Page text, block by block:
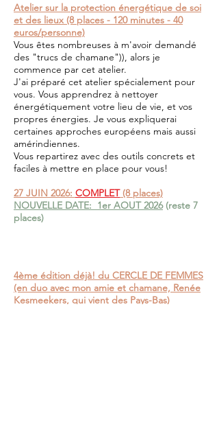
Atelier sur la protection énergétique de soi
et des lieux (8 places - 120 minutes - 40
euros/personne)
Vous êtes nombreuses à m'avoir demandé
des "trucs de chamane")), alors je
commence par cet atelier.
J'ai préparé cet atelier spécialement pour
vous. Vous apprendrez à nettoyer
énergétiquement votre lieu de vie, et vos
propres énergies. Je vous expliquerai
certaines approches européens mais aussi
amérindiennes.
Vous repartirez avec des outils concrets et
faciles à mettre en place pour vous!
27 JUIN 2026: COMPLET(8 places)
NOUVELLE DATE: 1er AOUT 2026(reste 7
places)
4ème édition déjà! du CERCLE DE FEMMES
(en duo avec mon amie et chamane, Renée
Kesmeekers, qui vient des Pays-Bas)